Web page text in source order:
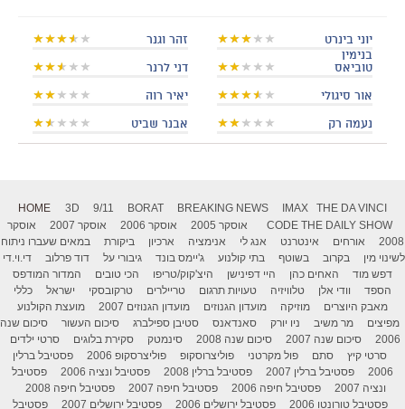
יוני בינרט
זהר וגנר
בנימין
טוביאס
דני לרנר
אור סיגולי יאיר רוה
נעמה רק אבנר שביט
HOME 3D 9/11 BORAT BREAKING NEWS IMAX
THE DA VINCI
CODE THE DAILY SHOW אוסקר 2005 אוסקר 2006 אוסקר 2007
אוסקר
2008
אורחים אינטרנט אנג לי אנימציה ארכיון ביקורת
במאים שעברו ניתוח
לשינוי מין
בקרוב בשוטף בתי קולנוע ג'יימס בונד גיבורי על דוד פרלוב
די.וי.די
דפש מוד
האחים כהן היי דפינישן היצ'קוק/טריפו הכי טובים
המדור המודפס
הספד
וודי אלן טלוויזיה טעויות תרגום טריילרים טרקובסקי ישראל
כללי
מאבק היוצרים
מוזיקה מועדון הגנוזים מועדון הגנוזים 2007
מועצת הקולנוע
מפיצים
מר משיב ניו יורק סאנדאנס סטיבן ספילברג סיכום העשור
סיכום שנה
2006
סיכום שנה 2007 סיכום שנה 2008 סינמטק סקירת בלוגים
סרטי ילדים
סרטי קיץ
סתם פול מקרטני פוליצרוסקופ פוליצרסקופ 2006
פסטיבל ברלין
2006
פסטיבל ברלין 2007 פסטיבל ברלין 2008 פסטיבל ונציה 2006
פסטיבל
ונציה 2007
פסטיבל חיפה 2006 פסטיבל חיפה 2007
פסטיבל חיפה 2008
פסטיבל טורונטו 2006
פסטיבל ירושלים 2006 פסטיבל ירושלים 2007 פסטיבל